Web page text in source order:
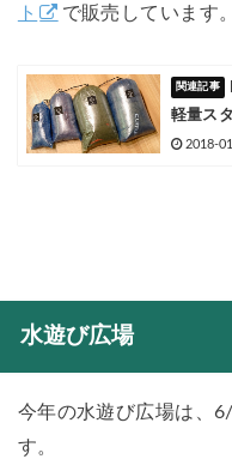
ト
で販売しています。
軽量ス
2018-
水遊び広場
今年の水遊び広場は、
す。